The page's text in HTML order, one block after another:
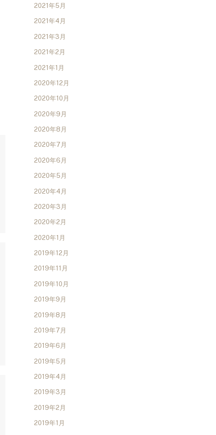
2021年5月
2021年4月
2021年3月
2021年2月
2021年1月
2020年12月
2020年10月
2020年9月
2020年8月
2020年7月
2020年6月
2020年5月
2020年4月
2020年3月
2020年2月
2020年1月
2019年12月
2019年11月
2019年10月
2019年9月
2019年8月
2019年7月
2019年6月
2019年5月
2019年4月
2019年3月
2019年2月
2019年1月